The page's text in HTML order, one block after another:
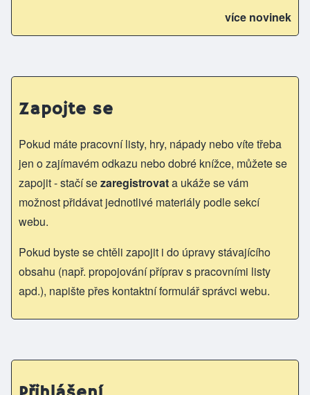
více novinek
Zapojte se
Pokud máte pracovní listy, hry, nápady nebo víte třeba
jen o zajímavém odkazu nebo dobré knížce, můžete se
zapojit - stačí sezaregistrovata ukáže se vám
možnost přidávat jednotlivé materiály podle sekcí
webu.
Pokud byste se chtěli zapojit i do úpravy stávajícího
obsahu (např. propojování příprav s pracovními listy
apd.), napište přes kontaktní formulář správci webu.